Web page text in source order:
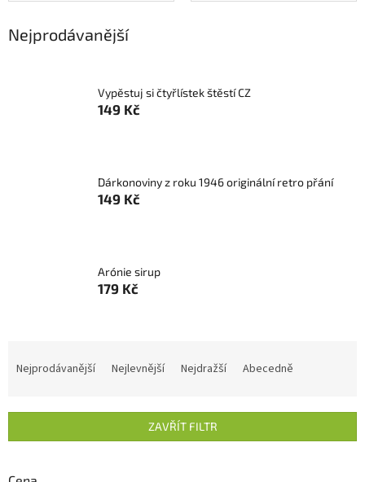
Nejprodávanější
Vypěstuj si čtyřlístek štěstí CZ
149 Kč
Dárkonoviny z roku 1946 originální retro přání
149 Kč
Arónie sirup
179 Kč
í
r
Nejprodávanější Nejlevnější Nejdražší Abecedně
ZAVŘÍT FILTR